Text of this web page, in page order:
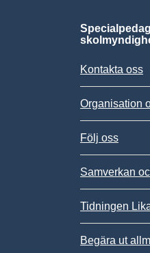
Kontakta oss
Organisation
Följ oss
Samverkan
Tidningen
Begära ut